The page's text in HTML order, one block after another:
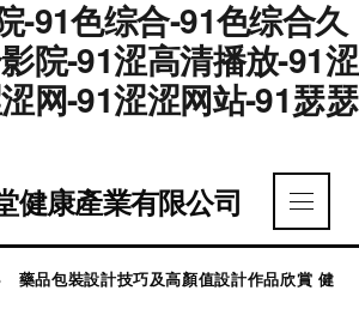
-91色综合-91色综合久
院-91涩高清播放-91涩
网-91涩涩网站-91瑟瑟
健康產業有限公司
藥品包裝設計技巧及高顏值設計作品欣賞 健